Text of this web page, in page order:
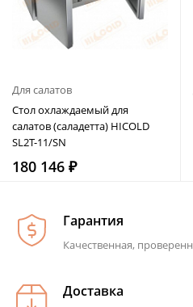
Для салатов
Стол охлаждаемый для
салатов (саладетта) HICOLD
SL2T-11/SN
180 146 ₽
Гарантия
Качественная,
Доставка